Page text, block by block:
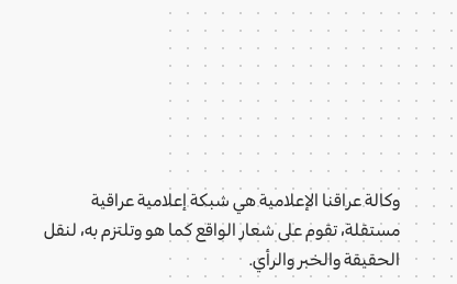
وكالة عراقنا الإعلامية هي شبكة إعلامية عراقية
مستقلة، تقوم على شعار الواقع كما هو وتلتزم به، لنقل
الحقيقة والخبر والرأي.